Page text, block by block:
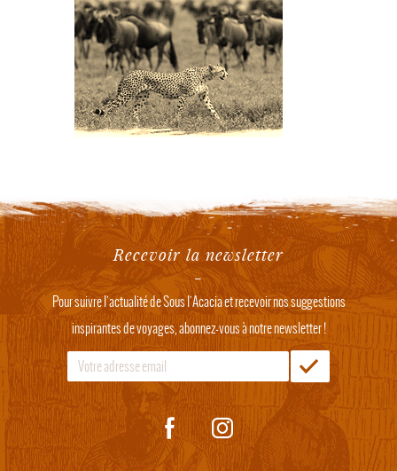
Recevoir la newsletter
Pour suivre l'actualité de Sous l'Acacia et recevoir nos suggestions
inspirantes de voyages, abonnez-vous à notre newsletter !